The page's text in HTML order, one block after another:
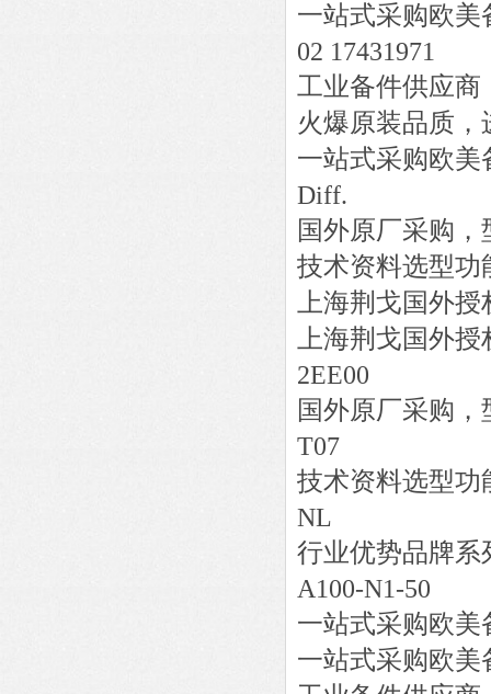
一站式采购欧美
02 17431971
工业备件供应商
火爆原装品质，
一站式采购欧美
Diff.
国外原厂采购
技术资料选型功
上海荆戈国外
上海荆戈国外
2EE00
国外原厂采购
T07
技术资料选型功
NL
行业优势品牌系
A100-N1-50
一站式采购欧美
一站式采购欧美